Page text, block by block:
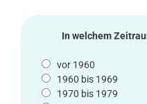
In welchem
vor 1960
1960 bis 1969
1970 bis 1979